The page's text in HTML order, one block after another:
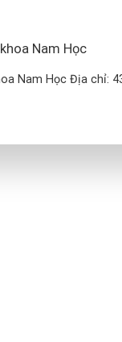
Nam Học
Nam Học Địa chỉ: